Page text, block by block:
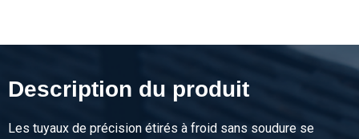
N° d'article
Description
SS Éàf Elo Galv Hydr Pneum TubePréc EN10305-4 6x1
E235 5,5-6,5 m
Description du produit
Les tuyaux de précision étirés à froid sans soudure se